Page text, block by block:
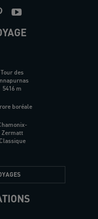
Tour des
5416 m
boréale
Zermatt